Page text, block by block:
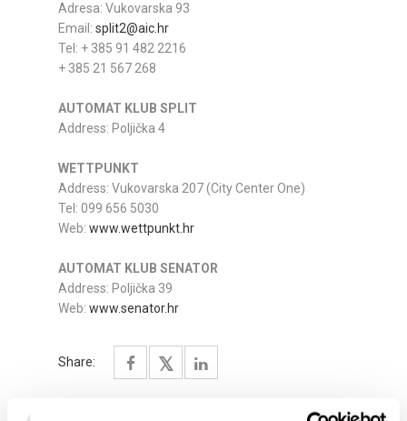
Adresa: Vukovarska 93
Email: split2@aic.hr
Tel: + 385 91 482 2216
+ 385 21 567 268
AUTOMAT KLUB SPLIT
Address: Poljička 4
WETTPUNKT
Address: Vukovarska 207 (City Center One)
Tel: 099 656 5030
Web: www.wettpunkt.hr
AUTOMAT KLUB SENATOR
Address: Poljička 39
Web: www.senator.hr
Share: